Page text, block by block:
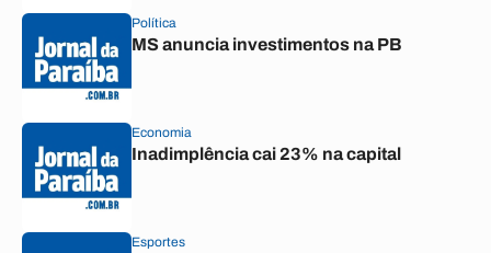
Política
MS anuncia investimentos na PB
Economia
Inadimplência cai 23% na capital
Esportes